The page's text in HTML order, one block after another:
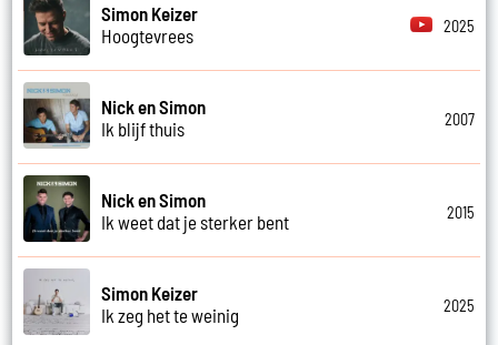
Simon Keizer
Hoogtevrees
2025
Nick en Simon
Ik blijf thuis
2007
Nick en Simon
Ik weet dat je sterker bent
2015
Simon Keizer
Ik zeg het te weinig
2025